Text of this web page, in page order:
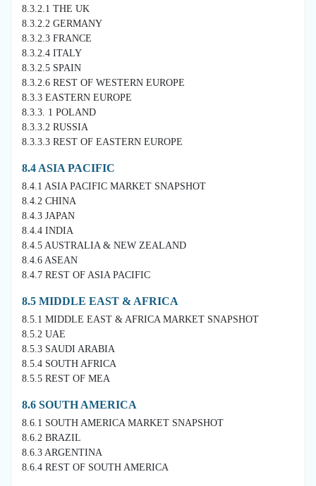
8.3.2.1 THE UK
8.3.2.2 GERMANY
8.3.2.3 FRANCE
8.3.2.4 ITALY
8.3.2.5 SPAIN
8.3.2.6 REST OF WESTERN EUROPE
8.3.3 EASTERN EUROPE
8.3.3. 1 POLAND
8.3.3.2 RUSSIA
8.3.3.3 REST OF EASTERN EUROPE
8.4 ASIA PACIFIC
8.4.1 ASIA PACIFIC MARKET SNAPSHOT
8.4.2 CHINA
8.4.3 JAPAN
8.4.4 INDIA
8.4.5 AUSTRALIA & NEW ZEALAND
8.4.6 ASEAN
8.4.7 REST OF ASIA PACIFIC
8.5 MIDDLE EAST & AFRICA
8.5.1 MIDDLE EAST & AFRICA MARKET SNAPSHOT
8.5.2 UAE
8.5.3 SAUDI ARABIA
8.5.4 SOUTH AFRICA
8.5.5 REST OF MEA
8.6 SOUTH AMERICA
8.6.1 SOUTH AMERICA MARKET SNAPSHOT
8.6.2 BRAZIL
8.6.3 ARGENTINA
8.6.4 REST OF SOUTH AMERICA